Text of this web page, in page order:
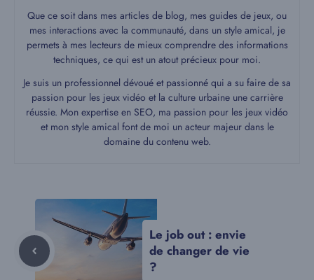
Que ce soit dans mes articles de blog, mes guides de jeux, ou
mes interactions avec la communauté, dans un style amical, je
permets à mes lecteurs de mieux comprendre des informations
techniques, ce qui est un atout précieux pour moi.
Je suis un professionnel dévoué et passionné qui a su faire de sa
passion pour les jeux vidéo et la culture urbaine une carrière
réussie. Mon expertise en SEO, ma passion pour les jeux vidéo
et mon style amical font de moi un acteur majeur dans le
domaine du contenu web.
Le job out : envie
de changer de vie
?